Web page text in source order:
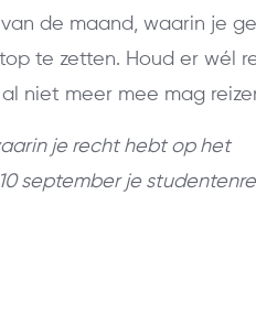
de maand, waarin je
te zetten. Houd er wél
niet meer mee mag
je recht hebt op het
september je